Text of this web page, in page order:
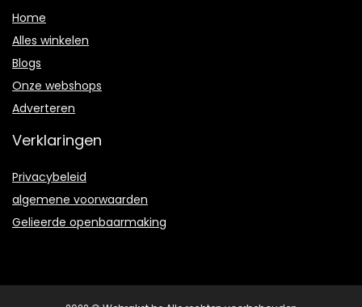
Home
Alles winkelen
Blogs
Onze webshops
Adverteren
Verklaringen
Privacybeleid
algemene voorwaarden
Gelieerde openbaarmaking